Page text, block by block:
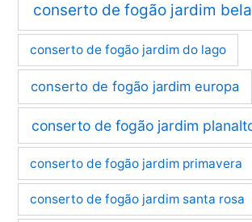
conserto de fogão jardim
conserto de fogão jardim do lago
conserto de fogão jardim europa
conserto de fogão jardim
conserto de fogão jardim primavera
conserto de fogão jardim santa rosa